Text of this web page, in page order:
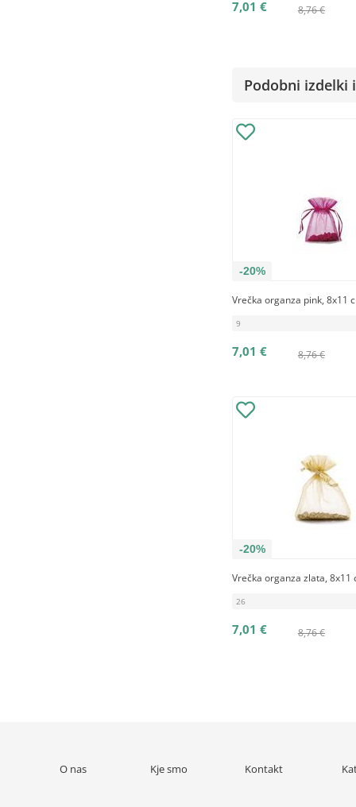
8,76 €
7,01 €
Podobni izdelki
-20%
Vrečka organza pink, 8x11
9
8,76 €
7,01 €
-20%
Vrečka organza zlata, 8x11
26
8,76 €
7,01 €
O nas Kje smo Kontakt